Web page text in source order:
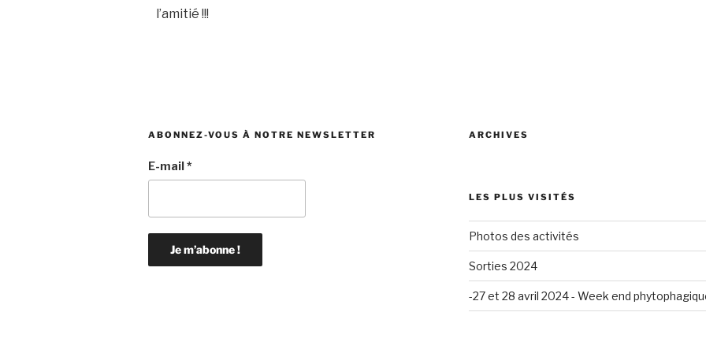
l’amitié !!!
ABONNEZ-VOUS À NOTRE NEWSLETTER
E-mail*
ARCHIVES
LES PLUS VISITÉS
Photos des activités
Sorties 2024
-27 et 28 avril 2024 - Week end